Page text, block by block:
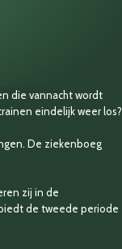
die vannacht wordt
eindelijk weer los?
De ziekenboeg
zij in de
de tweede periode